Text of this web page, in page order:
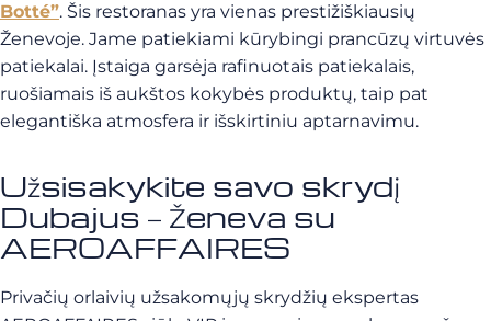
Botté”. Šis restoranas yra vienas prestižiškiausių
Ženevoje. Jame patiekiami kūrybingi prancūzų virtuvės
patiekalai. Įstaiga garsėja rafinuotais patiekalais,
ruošiamais iš aukštos kokybės produktų, taip pat
elegantiška atmosfera ir išskirtiniu aptarnavimu.
Užsisakykite savo skrydį
Dubajus – Ženeva su
AEROAFFAIRES
Privačių orlaivių užsakomųjų skrydžių ekspertas